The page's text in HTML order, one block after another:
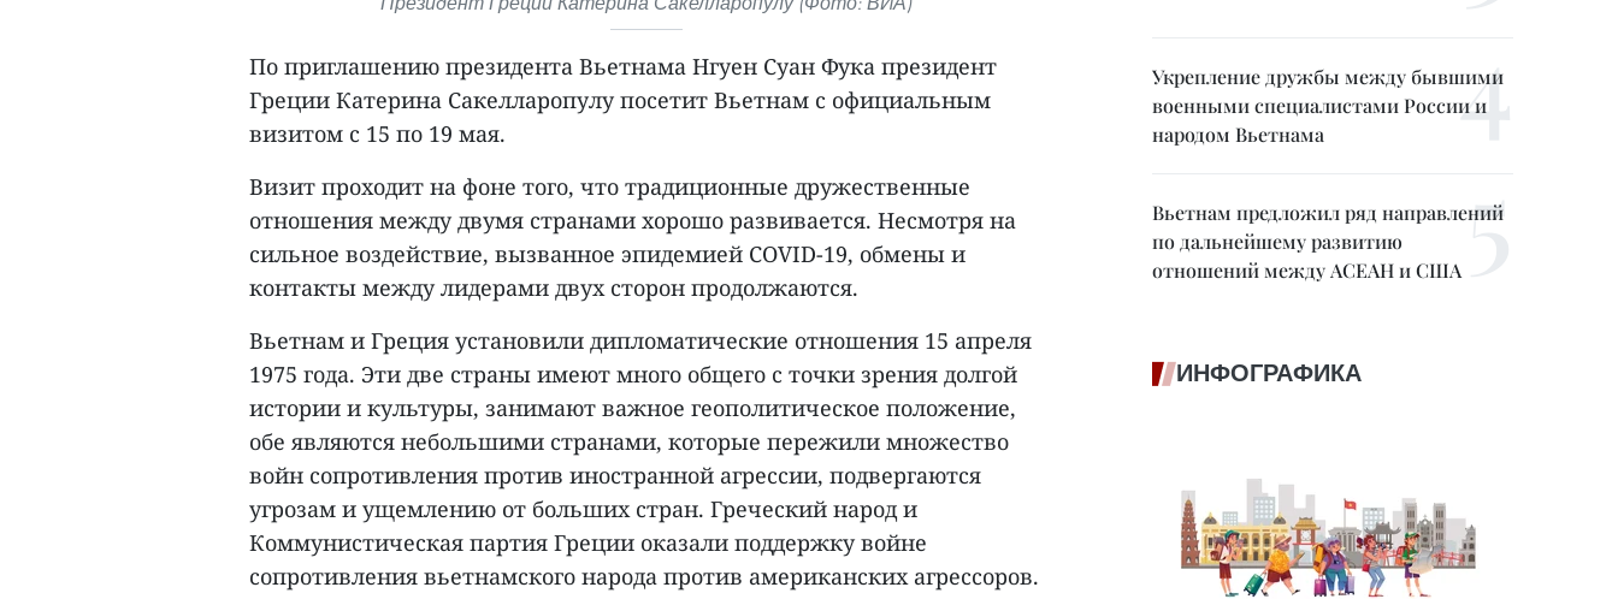
По приглашению президента Вьетнама Нгуен Суан Фука президент
Греции Катерина Сакелларопулу посетит Вьетнам с официальным
визитом с 15 по 19 мая.
Визит проходит на фоне того, что традиционные дружественные
отношения между двумя странами хорошо развивается. Несмотря на
сильное воздействие, вызванное эпидемией COVID-19, обмены и
контакты между лидерами двух сторон продолжаются.
Вьетнам и Греция установили дипломатические отношения 15 апреля
1975 года. Эти две страны имеют много общего с точки зрения долгой
истории и культуры, занимают важное геополитическое положение,
обе являются небольшими странами, которые пережили множество
войн сопротивления против иностранной агрессии, подвергаются
угрозам и ущемлению от больших стран. Греческий народ и
Коммунистическая партия Греции оказали поддержку войне
сопротивления вьетнамского народа против американских агрессоров.
Укрепление дружбы между бывшими
военными специалистами России и
народом Вьетнама
Вьетнам предложил ряд направлений
по дальнейшему развитию
отношений между АСЕАН и США
ИНФОГРАФИКА